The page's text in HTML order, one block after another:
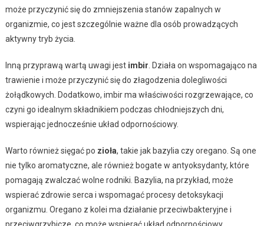
może przyczynić się do zmniejszenia stanów zapalnych w
organizmie, co jest szczególnie ważne dla osób prowadzących
aktywny tryb życia.
Inną przyprawą wartą uwagi jest imbir . Działa on wspomagająco na
trawienie i może przyczynić się do złagodzenia dolegliwości
żołądkowych. Dodatkowo, imbir ma właściwości rozgrzewające, co
czyni go idealnym składnikiem podczas chłodniejszych dni,
wspierając jednocześnie układ odpornościowy.
Warto również sięgać po zioła, takie jak bazylia czy oregano. Są one
nie tylko aromatyczne, ale również bogate w antyoksydanty, które
pomagają zwalczać wolne rodniki. Bazylia, na przykład, może
wspierać zdrowie serca i wspomagać procesy detoksykacji
organizmu. Oregano z kolei ma działanie przeciwbakteryjne i
przeciwgrzybicze, co może wspierać układ odpornościowy.